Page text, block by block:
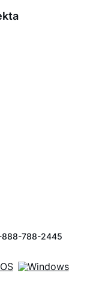
888-788-2445